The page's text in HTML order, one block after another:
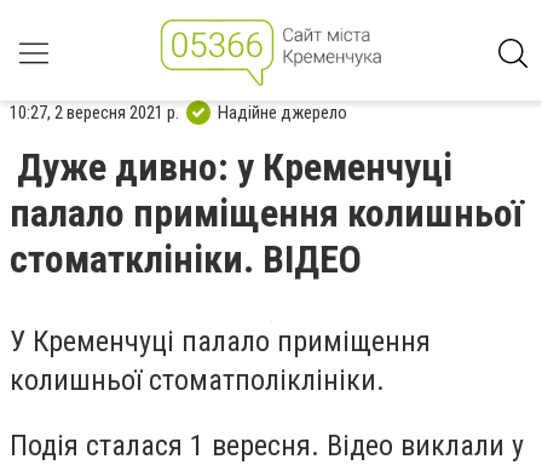
10:27, 2 вересня 2021 р. Надійне джерело
Дуже дивно: у Кременчуці
палало приміщення колишньої
стоматклініки. ВІДЕО
У Кременчуці палало приміщення
колишньої стоматполіклініки.
Подія сталася 1 вересня. Відео виклали у